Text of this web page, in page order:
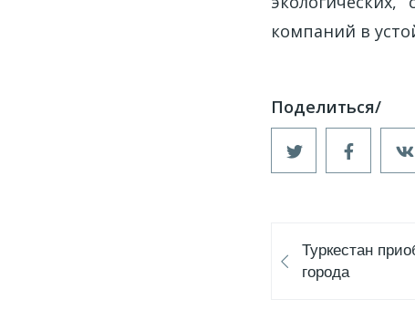
компаний в
Туркестан
города